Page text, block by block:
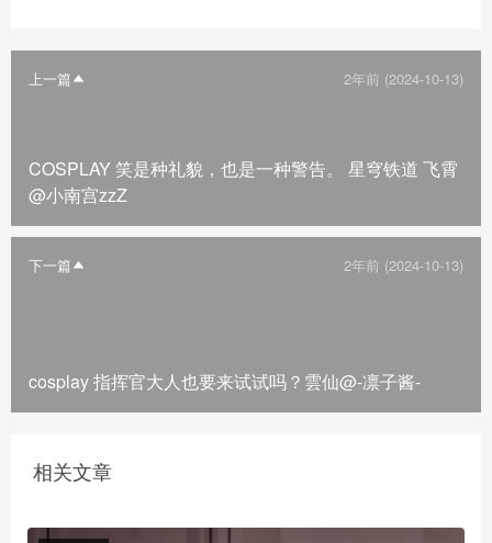
上一篇 2年前 (2024-10-13)
COSPLAY 笑是种礼貌，也是一种警告。 星穹铁道 飞霄
@小南宫zzZ
下一篇 2年前 (2024-10-13)
cosplay 指挥官大人也要来试试吗？雲仙@-凛子酱-
相关文章